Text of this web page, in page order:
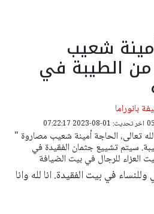
شعيب
الطيبة في
بانوراما
اخر تحديث: 01-08-2023 07:22:17
تعالى، الحاجة أمينة شعيب مصاروة "
سيتم تشييع جثمان الفقيدة في
العزاء للرجال في بيت الضيافة
في بيت الفقيدة. انا لله وانا